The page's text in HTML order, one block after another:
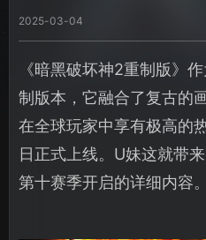
2025-03-04
《暗黑破坏神2重制版》
制版本，它融合了复古的
在全球玩家中享有极高的
日正式上线。U妹这就带
第十赛季开启的详细内容。